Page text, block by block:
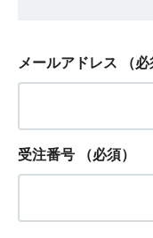
メールアドレス （必
受注番号 （必須）